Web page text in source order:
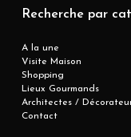
Recherche par
A la une
Visite Maison
Shopping
Lieux Gourmands
Architectes /
Contact